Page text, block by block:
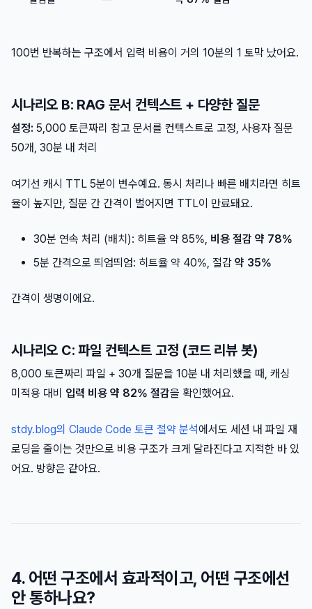
100번 반복하는 구조에서 입력 비용이 거의 10분의 1 토막 났어요.
시나리오 B: RAG 문서 컨텍스트 + 다양한 질문
설정: 5,000 토큰짜리 참고 문서를 컨텍스트로 고정, 사용자 질문
50개, 30분 내 처리
여기선 캐시 TTL 5분이 변수예요. 동시 처리나 빠른 배치라면 히트
율이 높지만, 질문 간 간격이 벌어지면 TTL이 만료돼요.
30분 연속 처리 (배치): 히트율 약 85%, 비용 절감 약 78%
5분 간격으로 띄엄띄엄: 히트율 약 40%, 절감 약 35%
간격이 생명이에요.
시나리오 C: 파일 컨텍스트 고정 (코드 리뷰 봇)
8,000 토큰짜리 파일 + 30개 질문을 10분 내 처리했을 때, 캐싱
미적용 대비 입력 비용 약 82% 절감을 확인했어요.
stdy.blog의 Claude Code 토큰 절약 분석에서도 세션 내 파일 재
로딩을 줄이는 것만으로 비용 구조가 크게 달라진다고 지적한 바 있
어요. 방향은 같아요.
4. 어떤 구조에서 효과적이고, 어떤 구조에선
안 통하나요?